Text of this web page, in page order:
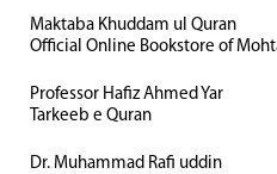
Maktaba Khuddam ul Quran
Official Online Bookstore of
Professor Hafiz Ahmed Yar
Tarkeeb e Quran
Dr. Muhammad Rafi uddin